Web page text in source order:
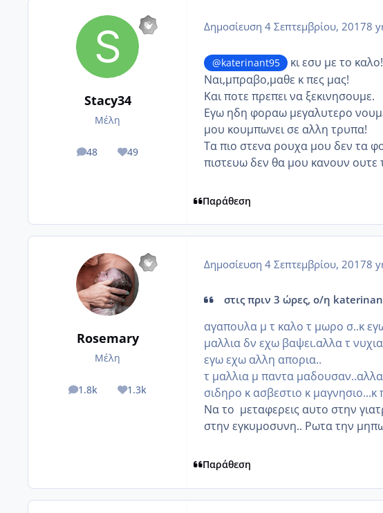
Stacy34
Μέλη
48
posts 49
Reputation
Δημοσίευση 4 Σεπτεμβρίου, 20178
@katerinant95
κι εσυ με το καλο!
Ναι,μπραβο,μαθε κ πες μας!
Και ποτε πρεπει να ξεκινησουμε.
Εγω ηδη φοραω μεγαλυτερο
μου κουμπωνει σε αλλη τρυπα!
Τα πιο στενα ρουχα μου δεν τα
πιστευω δεν θα μου κανουν ουτε
Παράθεση
Rosemary
Μέλη
1.8k
posts 1.3k
Reputation
Δημοσίευση 4 Σεπτεμβρίου, 20178
στις πριν 3 ώρες, ο/η
αγαπουλα μ τ καλο τ μωρο σ..κ
μαλλια δν εχω βαψει.αλλα τ
εγω εχω αλλη απορια..
τ μαλλια μ παντα
σιδηρο κ ασβεστιο κ
Να το μεταφερεις αυτο στην
στην εγκυμοσυνη.. Ρωτα την
Παράθεση